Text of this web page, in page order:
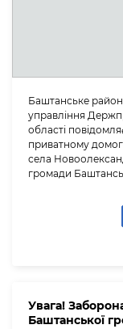
Баштанське
управління
області
приватному
села
громади
Увага!
Баштанської